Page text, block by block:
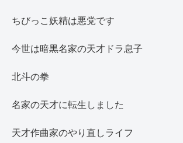
ちびっこ妖精は悪党です
今世は暗黒名家の天才ドラ息子
北斗の拳
名家の天才に転生しました
天才作曲家のやり直しライフ